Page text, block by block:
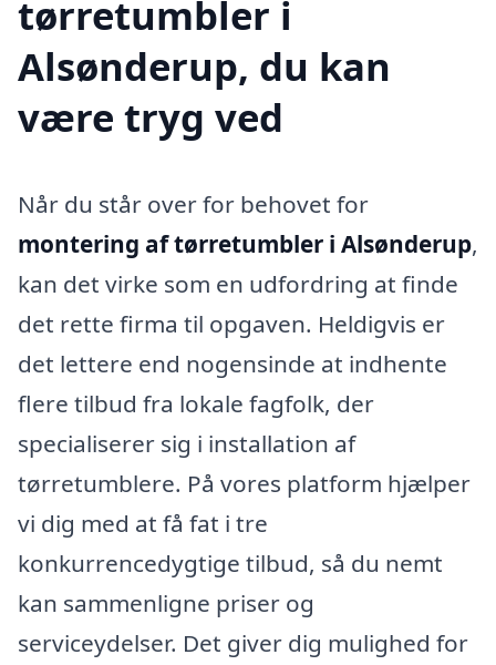
tørretumbler i
Alsønderup, du kan
være tryg ved
Når du står over for behovet for
montering af tørretumbler i Alsønderup,
kan det virke som en udfordring at finde
det rette firma til opgaven. Heldigvis er
det lettere end nogensinde at indhente
flere tilbud fra lokale fagfolk, der
specialiserer sig i installation af
tørretumblere. På vores platform hjælper
vi dig med at få fat i tre
konkurrencedygtige tilbud, så du nemt
kan sammenligne priser og
serviceydelser. Det giver dig mulighed for